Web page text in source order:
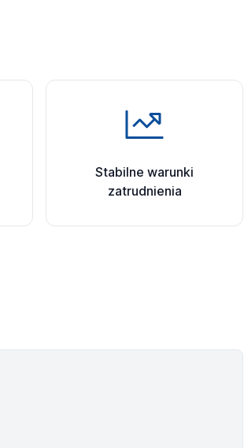
Stabilne warunki
zatrudnienia